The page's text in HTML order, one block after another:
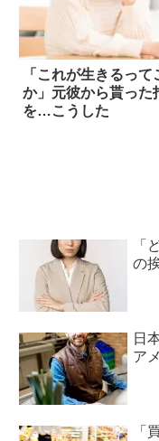
「これが生きるって
か」元彼から貰った
を…こうした
「
の
日
ア
「